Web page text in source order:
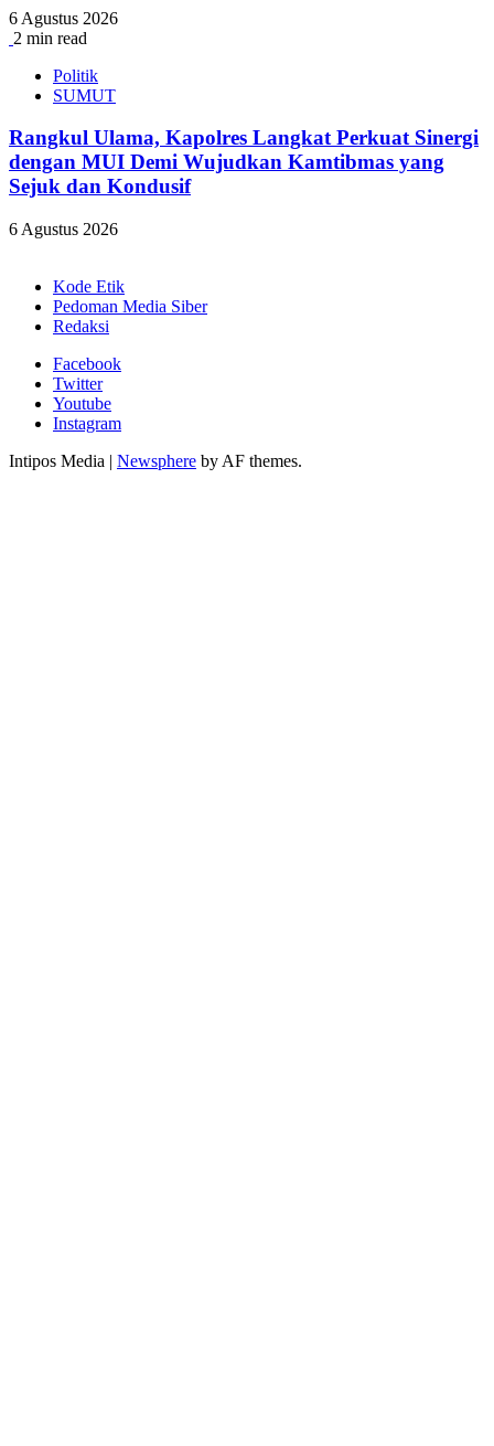
6 Agustus 2026
2 min read
Politik
SUMUT
Rangkul Ulama, Kapolres Langkat Perkuat Sinergi
dengan MUI Demi Wujudkan Kamtibmas yang
Sejuk dan Kondusif
6 Agustus 2026
Kode Etik
Pedoman Media Siber
Redaksi
Facebook
Twitter
Youtube
Instagram
Intipos Media | Newsphere by AF themes.